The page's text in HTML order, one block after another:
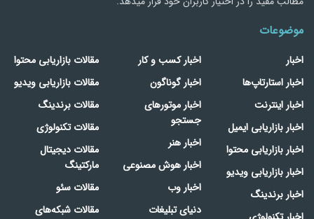
موضوعات
اخبار
اخبار استارتاپ‌ها
اخبار اینترنت
اخبار بازاریابی ایمیل
اخبار بازاریابی محتوا
اخبار بازاریابی ویدیو
اخبار برندینگ
اخبار کسب و کار
اخبار گوناگون
اخبار موتورهای
جستجو
اخبار هنر
اخبار هوش مصنوعی
اخبار وب
دنیای تبلیغات
مقالات بازاریابی محتوا
مقالات بازاریابی ویدیو
مقالات برندینگ
مقالات تکنولوژی
مقالات دیجیتال
مارکتینگ
مقالات سئو
مقالات شبکه‌های